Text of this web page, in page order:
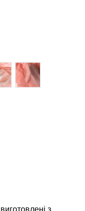
з